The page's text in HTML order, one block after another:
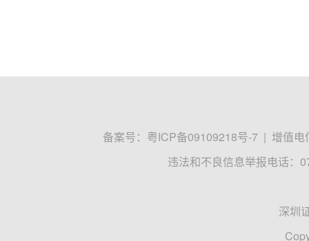
备案号： 粤ICP备09109218号-7 | 增值电
违法和不良信息举报电话：
深圳